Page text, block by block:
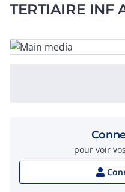
TERTIAIRE INF
pour voir